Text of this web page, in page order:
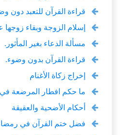
قراءة القرآن للتعبد دون
إسلام الزوجة وبقاء زوجها
مسألة الدعاء بغير المأثور.
قراءة القرآن بدون وضوء.
إخراج زكاة الأغنام
ما حكم افطار المرضعة
أحكام الأضحية والعقيقة
فضل ختم القرآن في